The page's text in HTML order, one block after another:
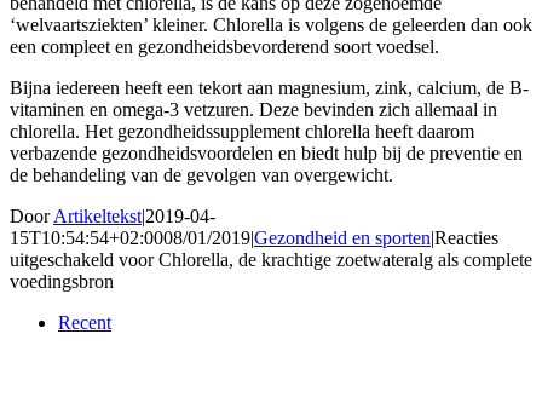
‘welvaartsziekten’ kleiner. Chlorella is volgens de geleerden dan ook
een compleet en gezondheidsbevorderend soort voedsel.
Bijna iedereen heeft een tekort aan magnesium, zink, calcium, de B-
vitaminen en omega-3 vetzuren. Deze bevinden zich allemaal in
chlorella. Het gezondheidssupplement chlorella heeft daarom
verbazende gezondheidsvoordelen en biedt hulp bij de preventie en
de behandeling van de gevolgen van overgewicht.
DoorArtikeltekst|2019-04-
15T10:54:54+02:0008/01/2019|Gezondheid en sporten|Reacties
uitgeschakeld voor Chlorella, de krachtige zoetwateralg als complete
voedingsbron
Recent